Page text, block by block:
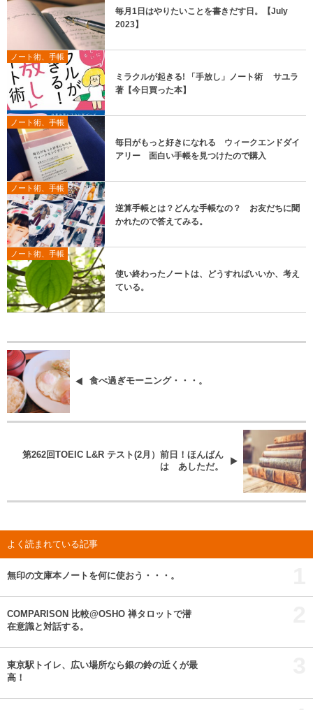
毎月1日はやりたいことを書きだす日。【July
2023】
ノート術、手帳
ミラクルが起きる! 「手放し」ノート術 サユラ
著【今日買った本】
ノート術、手帳
毎日がもっと好きになれる ウィークエンドダイ
アリー 面白い手帳を見つけたので購入
ノート術、手帳
逆算手帳とは？どんな手帳なの？ お友だちに聞
かれたので答えてみる。
ノート術、手帳
使い終わったノートは、どうすればいいか、考え
ている。
食べ過ぎモーニング・・・。
第262回TOEIC L&R テスト(2月）前日！ほんばん
は あしただ。
よく読まれている記事
無印の文庫本ノートを何に使おう・・・。
COMPARISON 比較@OSHO 禅タロットで潜
在意識と対話する。
東京駅トイレ、広い場所なら銀の鈴の近くが最
高！